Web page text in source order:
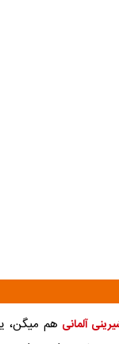
آلمانی هم میگن،